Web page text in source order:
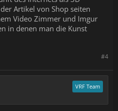
Artikel von Shop seiten
Video Zimmer und Imgur
in denen man die Kunst
#4
VRF Team